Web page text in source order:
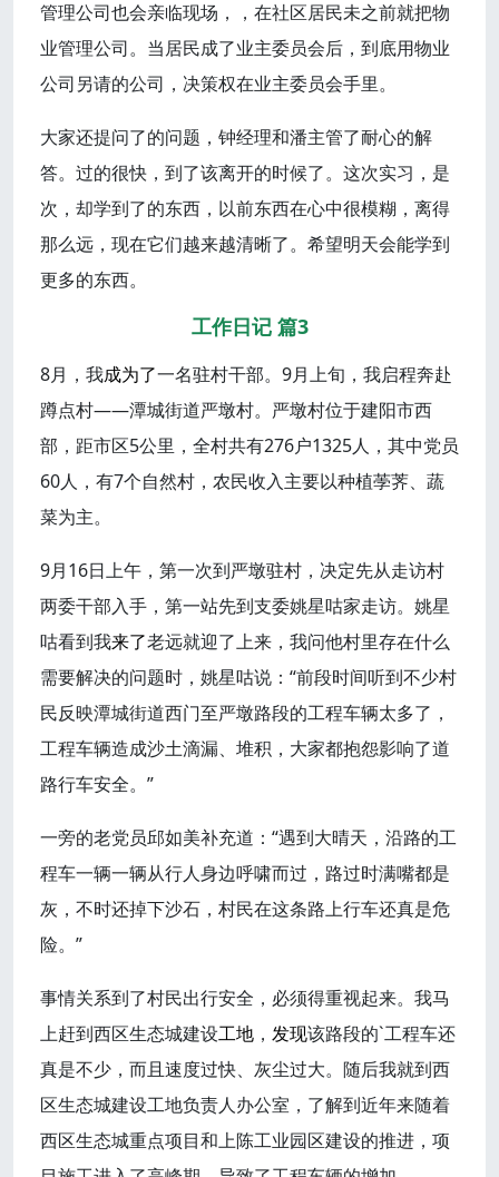
管理公司也会亲临现场，，在社区居民未之前就把物
业管理公司。当居民成了业主委员会后，到底用物业
公司另请的公司，决策权在业主委员会手里。
大家还提问了的问题，钟经理和潘主管了耐心的解
答。过的很快，到了该离开的时候了。这次实习，是
次，却学到了的东西，以前东西在心中很模糊，离得
那么远，现在它们越来越清晰了。希望明天会能学到
更多的东西。
工作日记 篇3
8月，我成为了一名驻村干部。9月上旬，我启程奔赴
蹲点村——潭城街道严墩村。严墩村位于建阳市西
部，距市区5公里，全村共有276户1325人，其中党员
60人，有7个自然村，农民收入主要以种植荸荠、蔬
菜为主。
9月16日上午，第一次到严墩驻村，决定先从走访村
两委干部入手，第一站先到支委姚星咕家走访。姚星
咕看到我来了老远就迎了上来，我问他村里存在什么
需要解决的问题时，姚星咕说：“前段时间听到不少村
民反映潭城街道西门至严墩路段的工程车辆太多了，
工程车辆造成沙土滴漏、堆积，大家都抱怨影响了道
路行车安全。”
一旁的老党员邱如美补充道：“遇到大晴天，沿路的工
程车一辆一辆从行人身边呼啸而过，路过时满嘴都是
灰，不时还掉下沙石，村民在这条路上行车还真是危
险。”
事情关系到了村民出行安全，必须得重视起来。我马
上赶到西区生态城建设工地 ， 发现该路段的`工程车还
真是不少，而且速度过快、灰尘过大。随后我就到西
区生态城建设工地负责人办公室，了解到近年来随着
西区生态城重点项目和上陈工业园区建设的推进，项